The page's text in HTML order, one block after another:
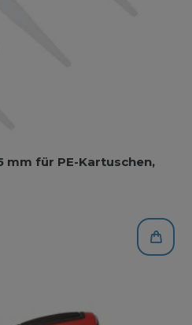
mm für PE-Kartuschen,